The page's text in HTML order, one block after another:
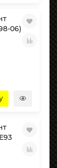
06)